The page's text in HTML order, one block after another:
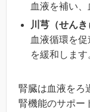
血液を補い、
川芎（せんき
血液循環を
を緩和します
腎臓は血液をろ
腎機能のサポー